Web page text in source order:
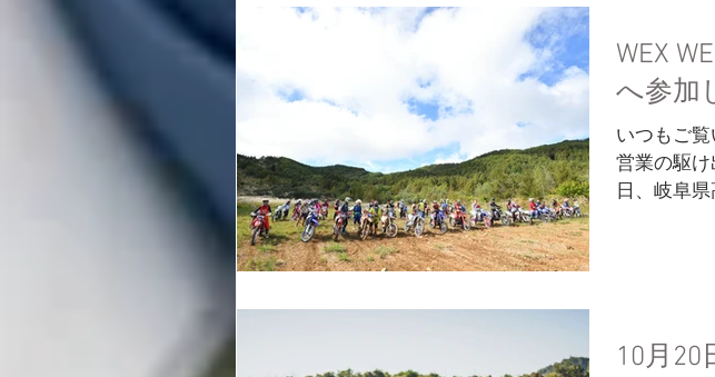
WEX
へ参加
いつもご
営業の駆
日、岐阜県
で、その
式カメラ
10月20